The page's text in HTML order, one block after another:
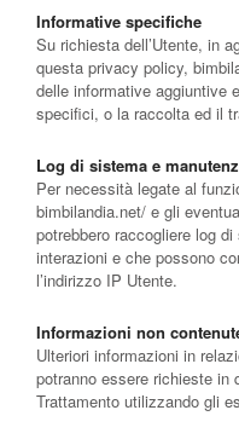
Informative specifiche
Su richiesta dell’Utente, in
questa privacy policy,
delle informative aggiuntive
specifici, o la raccolta ed il
Log di sistema e
Per necessità legate al
bimbilandia.net/ e gli
potrebbero raccogliere log
interazioni e che possono
l’indirizzo IP Utente.
Informazioni non
Ulteriori informazioni in
potranno essere richieste in
Trattamento utilizzando gli